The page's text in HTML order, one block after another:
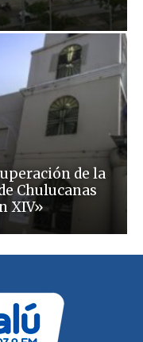
de la
Chulucanas
XIV»